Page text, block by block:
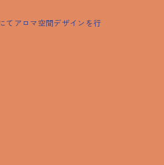
てアロマ空間デザインを行